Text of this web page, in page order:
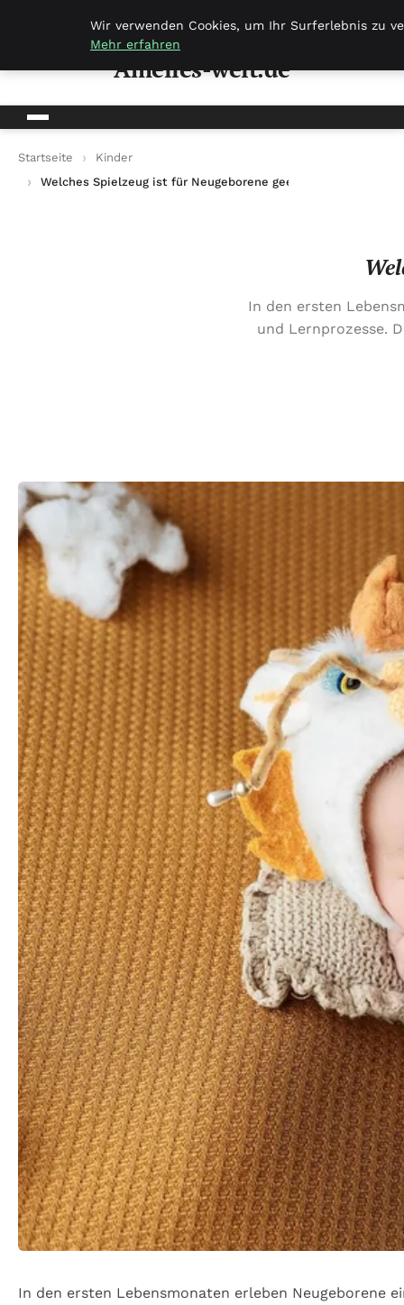
Amelies-welt.de
Startseite
Kinder
Welches Spielzeug ist für Neugeborene geeignet?
In den ersten
und Lernprozesse.
In den ersten Lebensmonaten erleben Neugeborene
Wir verwenden Cookies, um Ihr Surferlebnis zu
Mehr erfahren